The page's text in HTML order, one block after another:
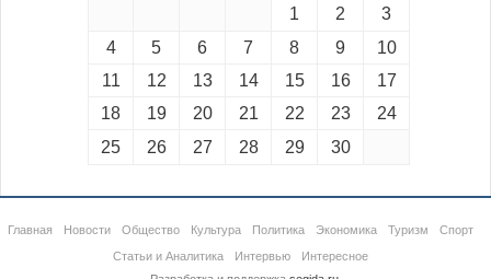
1 2
3
4
5 6 7 8 9
10
11
12 13 14 15 16
17
18
19 20 21 22 23
24
25
26 27 28 29 30
Главная Новости Общество Культура Политика Экономика Туризм
Спорт
Статьи и Аналитика
Интервью
Интересное